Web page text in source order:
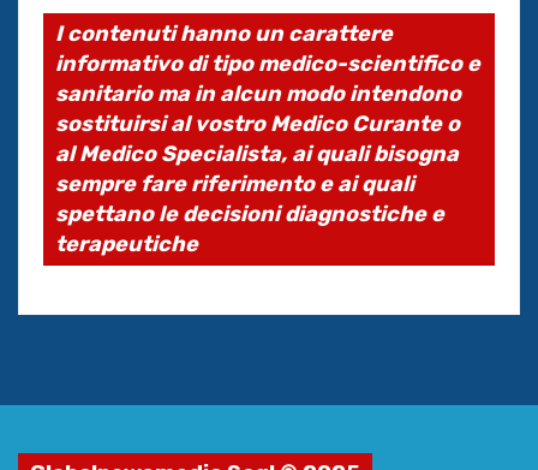
I contenuti hanno un carattere
informativo di tipo medico-scientifico e
sanitario ma in alcun modo intendono
sostituirsi al vostro Medico Curante o
al Medico Specialista, ai quali bisogna
sempre fare riferimento e ai quali
spettano le decisioni diagnostiche e
terapeutiche